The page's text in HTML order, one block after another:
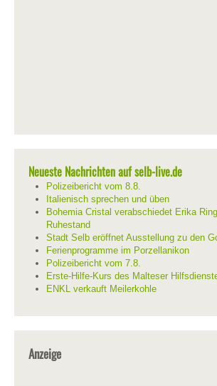
Neueste Nachrichten auf selb-live.de
Polizeibericht vom 8.8.
Italienisch sprechen und üben
Bohemia Cristal verabschiedet Erika
Ruhestand
Stadt Selb eröffnet Ausstellung zu den
Ferienprogramme im Porzellanikon
Polizeibericht vom 7.8.
Erste-Hilfe-Kurs des Malteser
ENKL verkauft Meilerkohle
Anzeige